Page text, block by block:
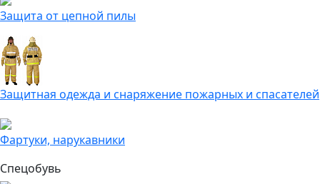
Защита от цепной пилы
Защитная одежда и снаряжение пожарных и спасателей
Фартуки, нарукавники
Спецобувь